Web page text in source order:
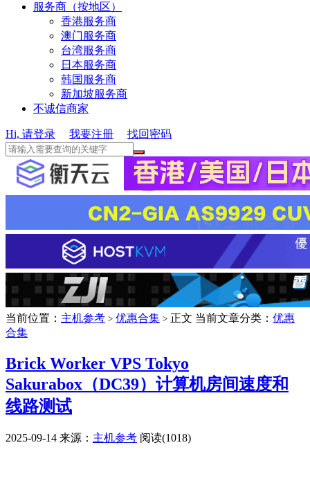
服务商（按地区）
香港服务商
澳门服务商
台湾服务商
日本服务商
韩国服务商
新加坡服务商
不诚信商家
Hi, 请登录 我要注册 找回密码
当前位置： 主机参考 > 优惠合集 > 正文 当前文章分类： 优惠
合集
Brick Worker VPS Tokyo
Sakurabox（DC39）计算机房间速度和
线路测试
2025-09-14 来源： 主机参考 阅读(1018)